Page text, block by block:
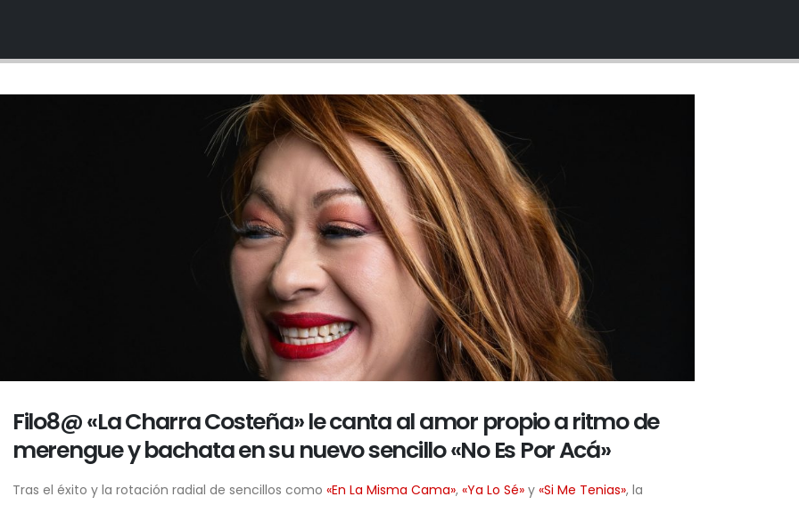
Filo8@ «La Charra Costeña» le canta al amor propio a ritmo de
merengue y bachata en su nuevo sencillo «No Es Por Acá»
Tras el éxito y la rotación radial de sencillos como «En La Misma Cama», «Ya Lo Sé» y «Si Me Tenias», la